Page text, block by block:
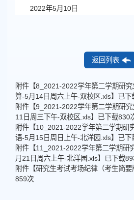
2022年5月10日
返回列表
附件【8_2021-2022学年第二学期研
算-5月14日周六上午-双校区.xls】已下
附件【9_2021-2022学年第二学期研
11日周三下午-双校区.xls】已下载830
附件【10_2021-2022学年第二学期研
语-5月15日周日上午-北洋园.xls】已下
附件【11_2021-2022学年第二学期研
月21日周六上午-北洋园.xls】已下载
附件【研究生考试考场纪律（考生简
859次